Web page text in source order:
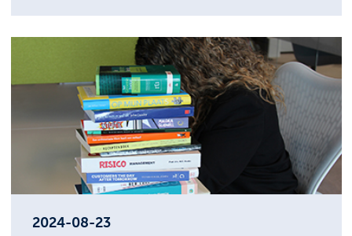
er derhalve ook geen bijtelling plaatsvindt,
moet worden aangetoond dat uw
werknemer met die auto maximaal 500
kilometer per kalenderjaar privé rijdt.
Belangrijk is dat u hierover duidelijke
afspraken maakt met uw werknemer en dat
u controles uitvoert.
2024-08-23